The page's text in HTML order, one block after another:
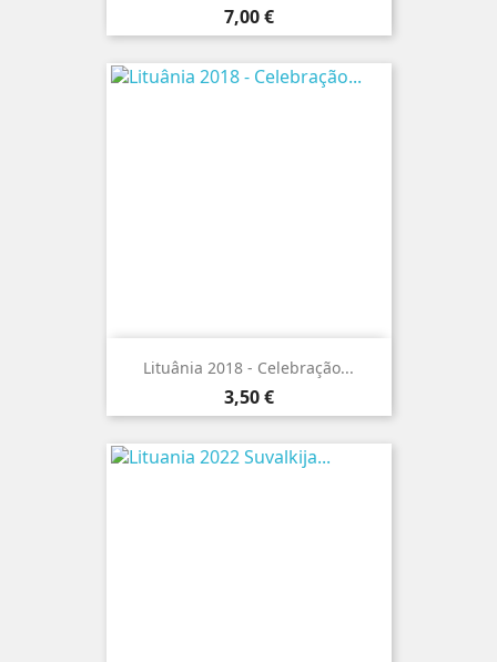
Preço
7,00 €
Lituânia 2018 - Celebração...
Preço
3,50 €